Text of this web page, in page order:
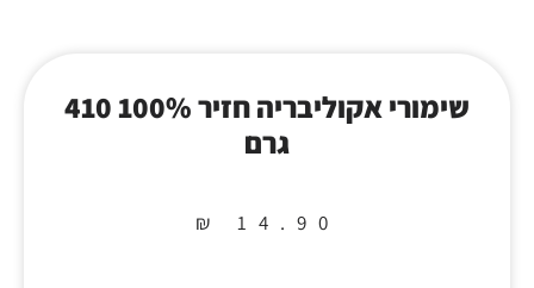
שימורי אקוליבריה חזיר 100% 410
גרם
₪ 14.90